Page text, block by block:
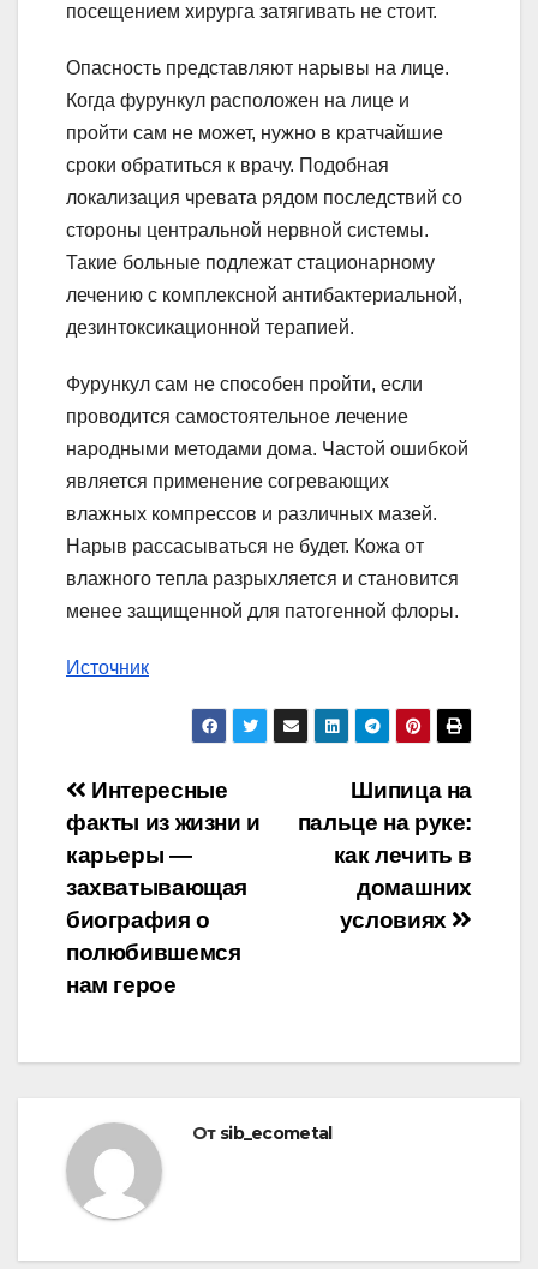
посещением хирурга затягивать не стоит.
Опасность представляют нарывы на лице.
Когда фурункул расположен на лице и
пройти сам не может, нужно в кратчайшие
сроки обратиться к врачу. Подобная
локализация чревата рядом последствий со
стороны центральной нервной системы.
Такие больные подлежат стационарному
лечению с комплексной антибактериальной,
дезинтоксикационной терапией.
Фурункул сам не способен пройти, если
проводится самостоятельное лечение
народными методами дома. Частой ошибкой
является применение согревающих
влажных компрессов и различных мазей.
Нарыв рассасываться не будет. Кожа от
влажного тепла разрыхляется и становится
менее защищенной для патогенной флоры.
Источник
Навигация
по
записям
Шипица на
пальце на руке:
как лечить в
домашних
условиях
Интересные
факты из жизни и
карьеры —
захватывающая
биография о
полюбившемся
нам герое
От sib_ecometal